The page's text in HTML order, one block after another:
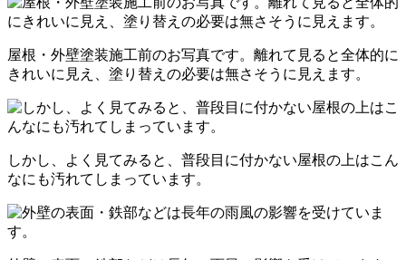
屋根・外壁塗装施工前のお写真です。離れて見ると全体的に
きれいに見え、塗り替えの必要は無さそうに見えます。
しかし、よく見てみると、普段目に付かない屋根の上はこん
なにも汚れてしまっています。